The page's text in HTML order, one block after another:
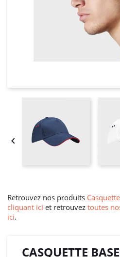

Retrouvez nos produits
cliquant ici et retrouvez toutes
ici.
CASQUETTE